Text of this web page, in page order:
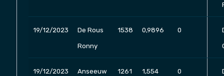
19/12/2023 De Rous
Ronny
1538 0,9896 0
19/12/2023 Anseeuw 1261 1,554 0